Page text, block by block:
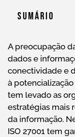
Sumário
A preocupação
dados e
conectividade e
à
tem levado as
estratégias mais
da informação.
ISO 27001 tem